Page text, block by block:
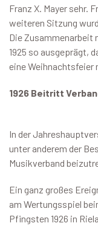
Franz X. Mayer sehr.
weiteren Sitzung
Die Zusammenarbeit
1925 so ausgeprägt,
eine Weihnachtsfeier
1926 Beitritt
In der
unter anderem der
Musikverband
Ein ganz großes
am Wertungsspiel
Pfingsten 1926 in